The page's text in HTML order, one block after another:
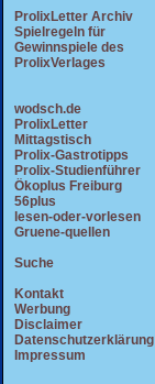
ProlixLetter Archiv
Spielregeln für
Gewinnspiele des
ProlixVerlages
wodsch.de
ProlixLetter
Mittagstisch
Prolix-Gastrotipps
Prolix-Studienführer
Ökoplus Freiburg
56plus
lesen-oder-vorlesen
Gruene-quellen
Suche
Kontakt
Werbung
Disclaimer
Datenschutzerklärung
Impressum